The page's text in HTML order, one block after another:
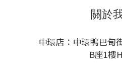
關於
中環店：中環鴨巴甸
B座1樓